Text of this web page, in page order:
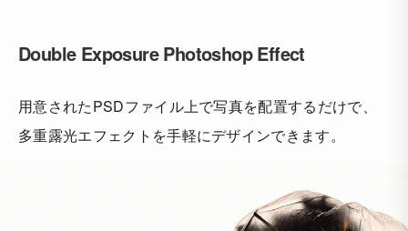
Double Exposure Photoshop Effect
用意されたPSDファイル上で写真を配置するだけで、
多重露光エフェクトを手軽にデザインできます。